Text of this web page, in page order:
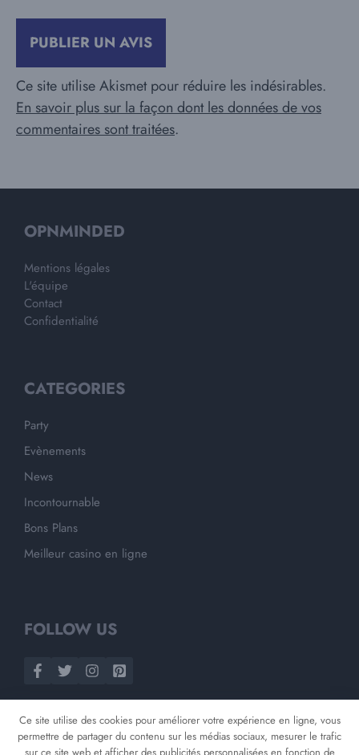
Ce site utilise Akismet pour réduire les indésirables.
En savoir plus sur la façon dont les données de vos
commentaires sont traitées.
OPNMINDED
Mentions légales
L'équipe
Contact
Confidentialité
CATEGORIES
Party
Evènements
News
Incontournable
Bons Plans
Meilleur casino en ligne
FOLLOW US
Ce site utilise des cookies pour améliorer votre expérience en ligne, vous
permettre de partager du contenu sur les médias sociaux, mesurer le trafic